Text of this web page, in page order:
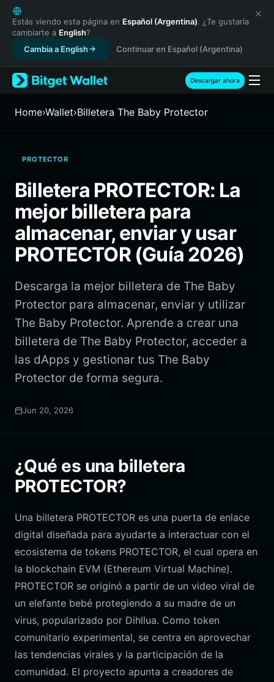
English
日本語
Tiếng Việt
Русский
Español (Latinoamérica)
Türkçe
Français
繁體中文
Bahasa Indonesia
ภาษาไทย
Español
Português (Brasil)
Estás viendo esta página en Español (Argentina). ¿Te gustaría
cambiarte a English?
Cambia a English
Continuar en Español (Argentina)
Descargar ahora
Home›Wallet›Billetera The Baby Protector
PROTECTOR
Billetera PROTECTOR: La
mejor billetera para
almacenar, enviar y usar
PROTECTOR (Guía 2026)
Descarga la mejor billetera de The Baby
Protector para almacenar, enviar y utilizar
The Baby Protector. Aprende a crear una
billetera de The Baby Protector, acceder a
las dApps y gestionar tus The Baby
Protector de forma segura.
Jun 20, 2026
¿Qué es una billetera
PROTECTOR?
Una billetera PROTECTOR es una puerta de enlace
digital diseñada para ayudarte a interactuar con el
ecosistema de tokens PROTECTOR, el cual opera en
la blockchain EVM (Ethereum Virtual Machine).
PROTECTOR se originó a partir de un video viral de
un elefante bebé protegiendo a su madre de un
virus, popularizado por Dihllua. Como token
comunitario experimental, se centra en aprovechar
las tendencias virales y la participación de la
comunidad. El proyecto apunta a creadores de